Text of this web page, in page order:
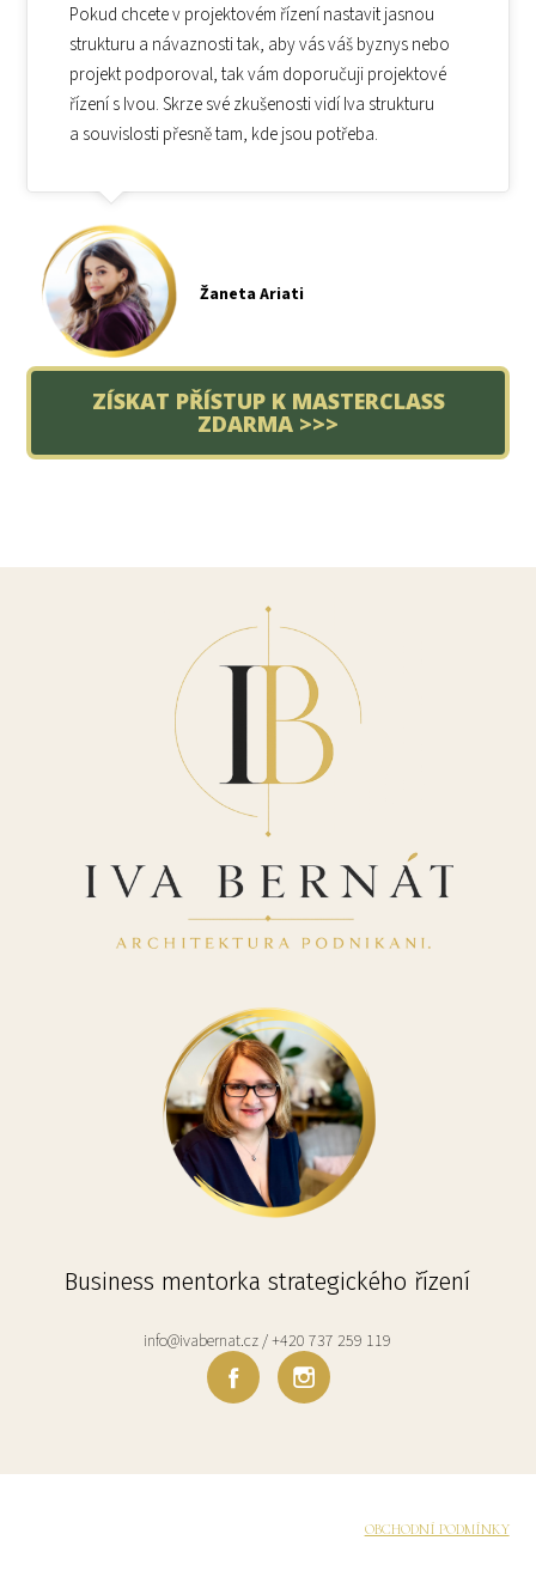
Pokud chcete v projektovém řízení nastavit jasnou
strukturu a návaznosti tak, aby vás váš byznys nebo
projekt podporoval, tak vám doporučuji projektové
řízení s Ivou. Skrze své zkušenosti vidí Iva strukturu
a souvislosti přesně tam, kde jsou potřeba.
Žaneta Ariati
ZÍSKAT PŘÍSTUP K MASTERCLASS
ZDARMA >>>
Business mentorka strategického řízení
info@ivabernat.cz / +420 737 259 119
OBCHODNÍ PODMÍNKY